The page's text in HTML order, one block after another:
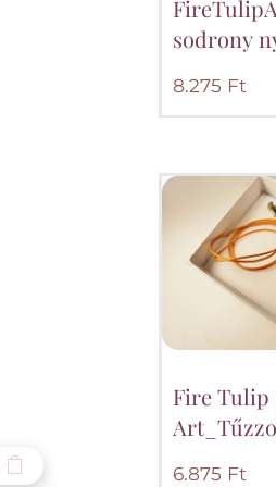
sodrony
8.275 Ft
Fire Tulip
6.875 Ft